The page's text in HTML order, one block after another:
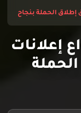
إطلاق الحملة بنجاح
إعلانات